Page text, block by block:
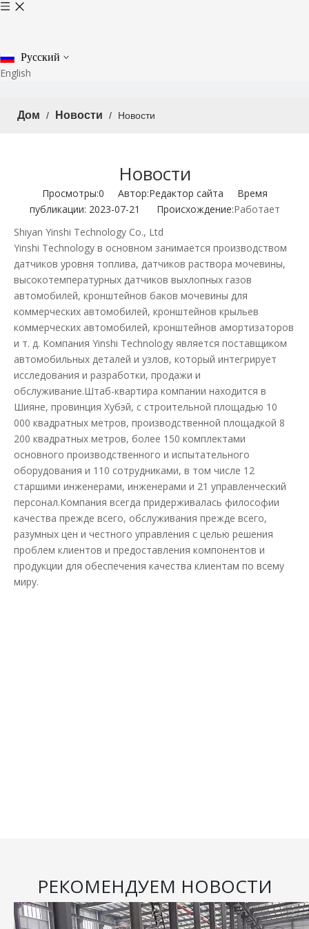
Pусский
English
Дом / Новости / Новости
Новости
Просмотры:0 Автор:Pедактор сайта Время
публикации: 2023-07-21 Происхождение:Работает
Shiyan Yinshi Technology Co., Ltd
Yinshi Technology в основном занимается производством
датчиков уровня топлива, датчиков раствора мочевины,
высокотемпературных датчиков выхлопных газов
автомобилей, кронштейнов баков мочевины для
коммерческих автомобилей, кронштейнов крыльев
коммерческих автомобилей, кронштейнов амортизаторов
и т. д. Компания Yinshi Technology является поставщиком
автомобильных деталей и узлов, который интегрирует
исследования и разработки, продажи и
обслуживание.Штаб-квартира компании находится в
Шияне, провинция Хубэй, с строительной площадью 10
000 квадратных метров, производственной площадкой 8
200 квадратных метров, более 150 комплектами
основного производственного и испытательного
оборудования и 110 сотрудниками, в том числе 12
старшими инженерами, инженерами и 21 управленческий
персонал.Компания всегда придерживалась философии
качества прежде всего, обслуживания прежде всего,
разумных цен и честного управления с целью решения
проблем клиентов и предоставления компонентов и
продукции для обеспечения качества клиентам по всему
миру.
РЕКОМЕНДУЕМ НОВОСТИ